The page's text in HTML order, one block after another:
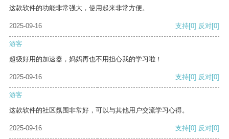
这款软件的功能非常强大，使用起来非常方便。
2025-09-16 支持[0] 反对[0]
游客
超级好用的加速器，妈妈再也不用担心我的学习啦！
2025-09-16 支持[0] 反对[0]
游客
这款软件的社区氛围非常好，可以与其他用户交流学习心得。
2025-09-16 支持[0] 反对[0]